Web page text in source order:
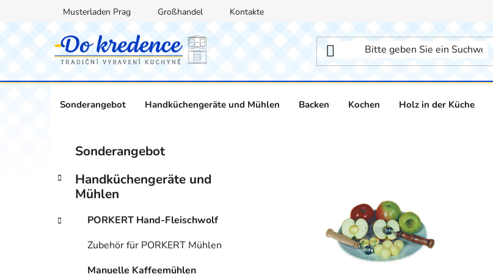
springen
Musterladen Prag Großhandel Kontakte
Sonderangebot Handküchengeräte und Mühlen Backen Kochen Holz in der Küche
i
n
Kategorien
überspringen
e
r
Sonderangebot
Handküchengeräte und
Mühlen
PORKERT Hand-Fleischwolf
Zubehör für PORKERT Mühlen
Manuelle Kaffeemühlen